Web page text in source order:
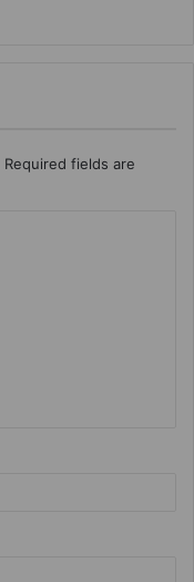
Required fields are